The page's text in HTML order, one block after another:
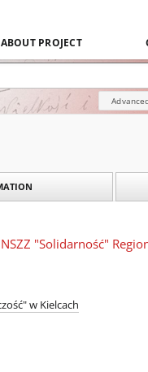
ABOUT PROJECT
"Solidarność"
w Kielcach